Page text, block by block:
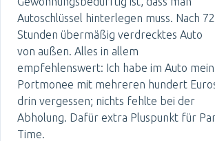
Autoschlüssel hinterlegen muss. Nach 72
Stunden übermäßig verdrecktes Auto
von außen. Alles in allem
empfehlenswert: Ich habe im Auto mein
Portmonee mit mehreren hundert
drin vergessen; nichts fehlte bei der
Abholung. Dafür extra Pluspunkt für
Time.